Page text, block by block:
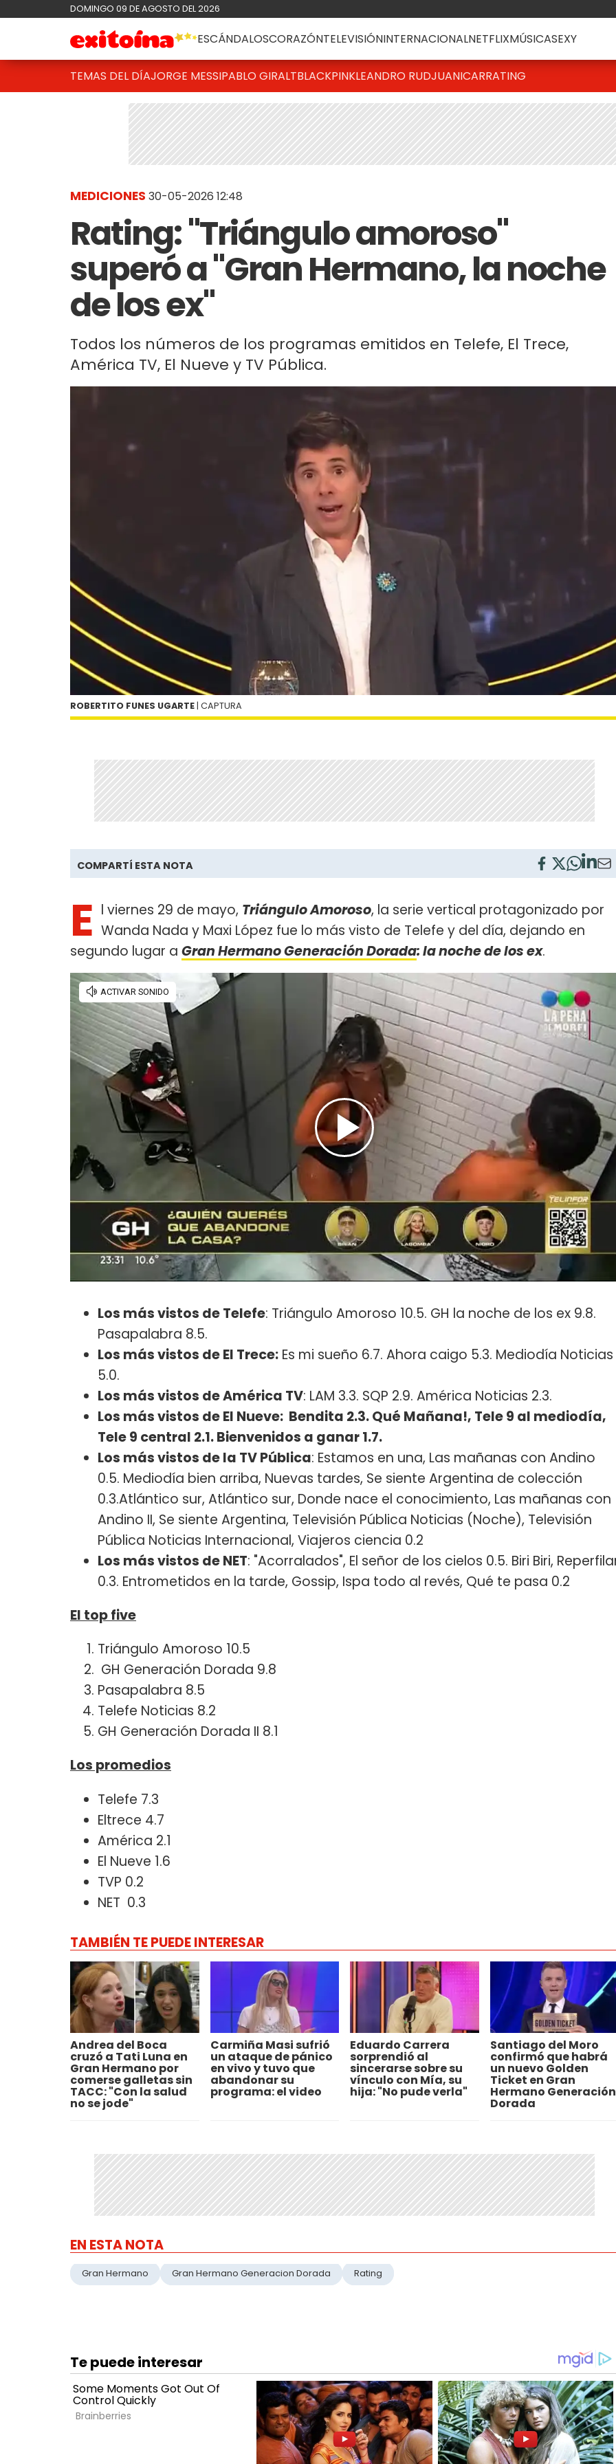
DOMINGO 09 DE AGOSTO DEL 2026
ESCÁNDALOSCORAZÓNTELEVISIÓNINTERNACIONALNETFLIXMÚSICASEXY
TEMAS DEL DÍAJORGE MESSIPABLO GIRALTBLACKPINKLEANDRO RUDJUANICARRATING
MEDICIONES 30-05-2026 12:48
Rating: "Triángulo amoroso"
superó a "Gran Hermano, la noche
de los ex"
Todos los números de los programas emitidos en Telefe, El Trece,
América TV, El Nueve y TV Pública.
ROBERTITO FUNES UGARTE | CAPTURA
COMPARTÍ ESTA NOTA
E l viernes 29 de mayo, Triángulo Amoroso, la serie vertical protagonizado por
Wanda Nada y Maxi López fue lo más visto de Telefe y del día, dejando en
segundo lugar a Gran Hermano Generación Dorada: la noche de los ex.
Los más vistos de Telefe: Triángulo Amoroso 10.5. GH la noche de los ex 9.8.
Pasapalabra 8.5.
Los más vistos de El Trece: Es mi sueño 6.7. Ahora caigo 5.3. Mediodía Noticias
5.0.
Los más vistos de América TV: LAM 3.3. SQP 2.9. América Noticias 2.3.
Los más vistos de El Nueve: Bendita 2.3. Qué Mañana!, Tele 9 al mediodía,
Tele 9 central 2.1. Bienvenidos a ganar 1.7.
Los más vistos de la TV Pública: Estamos en una, Las mañanas con Andino
0.5. Mediodía bien arriba, Nuevas tardes, Se siente Argentina de colección
0.3.Atlántico sur, Atlántico sur, Donde nace el conocimiento, Las mañanas con
Andino II, Se siente Argentina, Televisión Pública Noticias (Noche), Televisión
Pública Noticias Internacional, Viajeros ciencia 0.2
Los más vistos de NET: "Acorralados", El señor de los cielos 0.5. Biri Biri,
0.3. Entrometidos en la tarde, Gossip, Ispa todo al revés, Qué te pasa 0.2
El top five
Triángulo Amoroso 10.5
GH Generación Dorada 9.8
Pasapalabra 8.5
Telefe Noticias 8.2
GH Generación Dorada II 8.1
Los promedios
Telefe 7.3
Eltrece 4.7
América 2.1
El Nueve 1.6
TVP 0.2
NET 0.3
TAMBIÉN TE PUEDE INTERESAR
Andrea del Boca
cruzó a Tati Luna en
Gran Hermano por
comerse galletas sin
TACC: "Con la salud
no se jode"
Carmiña Masi sufrió
un ataque de pánico
en vivo y tuvo que
abandonar su
programa: el video
Eduardo Carrera
sorprendió al
sincerarse sobre su
vínculo con Mía, su
hija: "No pude verla"
Santiago del Moro
confirmó que habrá
un nuevo Golden
Ticket en Gran
Hermano Generación
Dorada
EN ESTA NOTA
Gran Hermano Gran Hermano Generacion Dorada Rating